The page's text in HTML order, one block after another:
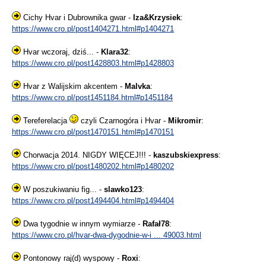
Cichy Hvar i Dubrownika gwar - Iza&Krzysiek:
https://www.cro.pl/post1404271.html#p1404271
Hvar wczoraj, dziś... - Klara32:
https://www.cro.pl/post1428803.html#p1428803
Hvar z Walijskim akcentem - Malvka:
https://www.cro.pl/post1451184.html#p1451184
Tereferelacja czyli Czarnogóra i Hvar - Mikromir:
https://www.cro.pl/post1470151.html#p1470151
Chorwacja 2014. NIGDY WIĘCEJ!!! - kaszubskiexpress:
https://www.cro.pl/post1480202.html#p1480202
W poszukiwaniu fig... - slawko123:
https://www.cro.pl/post1494404.html#p1494404
Dwa tygodnie w innym wymiarze - Rafał78:
https://www.cro.pl/hvar-dwa-dygodnie-w-i ... 49003.html
Pontonowy raj(d) wyspowy - Roxi: